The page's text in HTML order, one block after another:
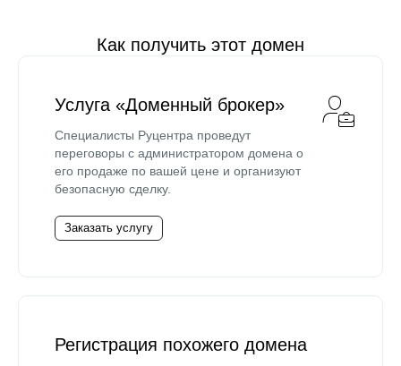
Как получить этот домен
Услуга «Доменный брокер»
Специалисты Руцентра проведут
переговоры с администратором домена о
его продаже по вашей цене и организуют
безопасную сделку.
Заказать услугу
Регистрация похожего домена